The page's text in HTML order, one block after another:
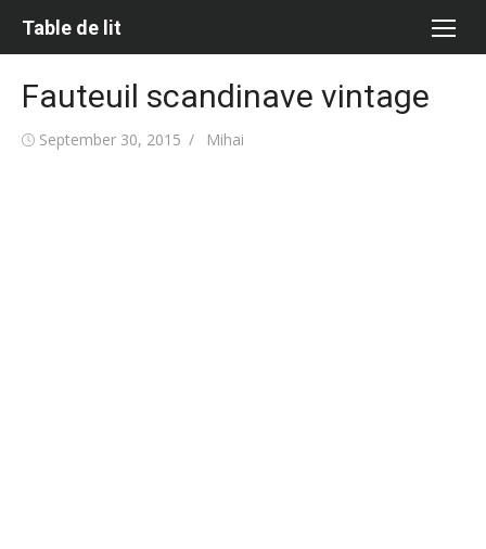
Table de lit
Fauteuil scandinave vintage
Posted
September 30, 2015 Author
Mihai